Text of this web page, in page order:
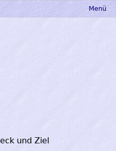
und Ziel
Menü